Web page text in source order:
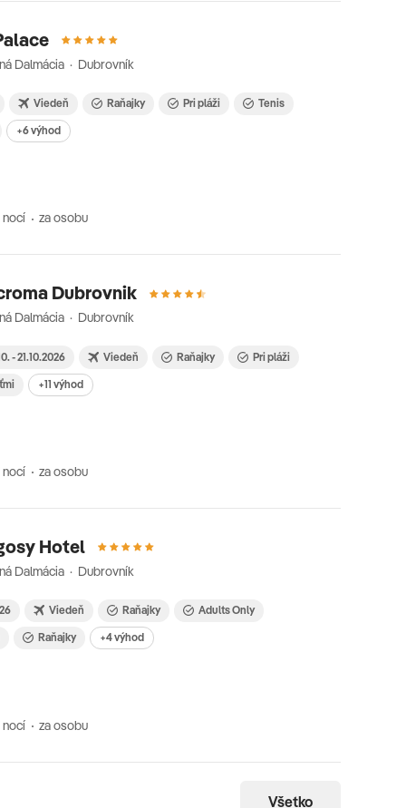
Dalmácia · Dubrovník
Viedeň Raňajky Pri pláži
Tenis
+6 výhod
nocí za osobu
Dubrovnik
Dalmácia · Dubrovník
- 21.10.2026 Viedeň Raňajky Pri pláži
+11 výhod
nocí za osobu
Hotel
Dalmácia · Dubrovník
Viedeň Raňajky
Adults Only
Raňajky +4 výhod
nocí za osobu
Všetko